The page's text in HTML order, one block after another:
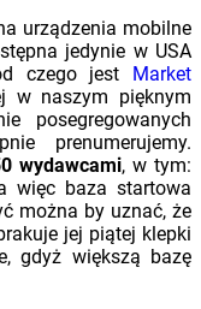
urządzenia mobilne
jedynie w USA
czego jest
Market
w naszym pięknym
posegregowanych
prenumerujemy.
wydawcami, w tym:
więc baza startowa
można by uznać, że
jej piątej klepki
gdyż większą bazę